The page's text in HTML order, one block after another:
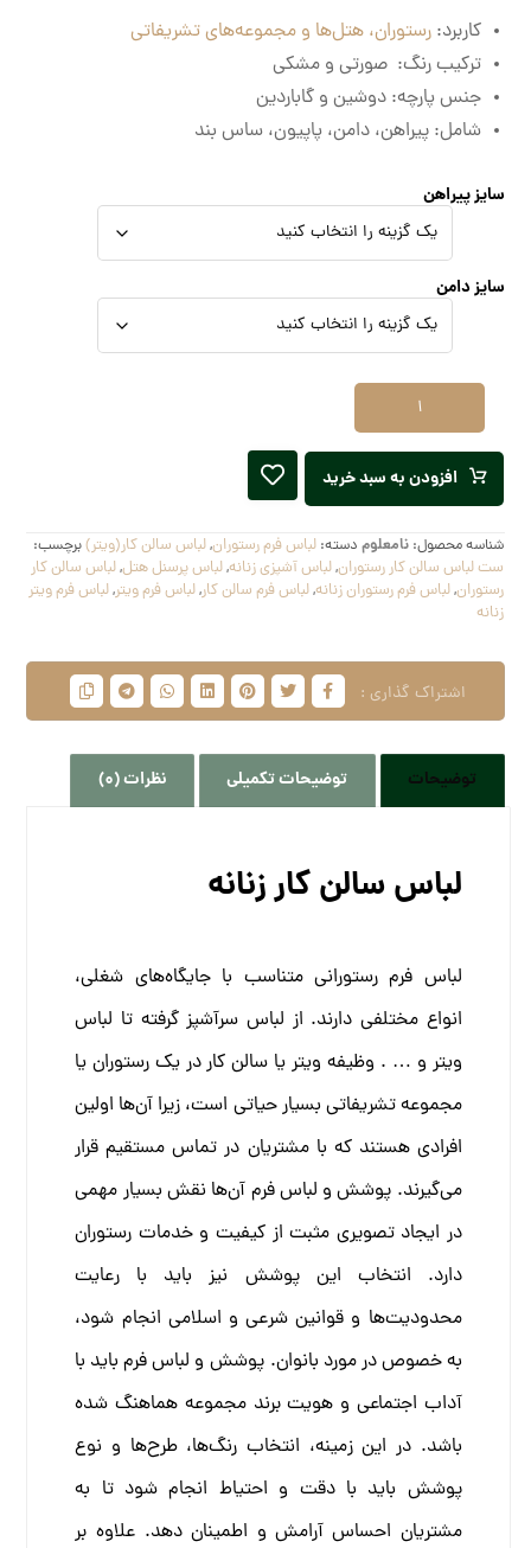
کاربرد: رستوران، هتل‌ها و مجموعه‌های تشریفاتی
ترکیب رنگ: صورتی و مشکی
جنس پارچه: دوشین و گاباردین
شامل: پیراهن، دامن، پاپیون، ساس بند
سایز پیراهن
سایز دامن
افزودن به سبد خرید
شناسه محصول:نامعلوم دسته:لباس فرم رستوران,لباس سالن کار(ویتر)برچسب:
ست لباس سالن کار رستوران,لباس آشپزی زنانه,لباس پرسنل هتل,لباس سالن کار
رستوران,لباس فرم رستوران زنانه,لباس فرم سالن کار,لباس فرم ویتر,لباس فرم ویتر
زنانه
توضیحات توضیحات تکمیلی نظرات (0)
لباس سالن کار زنانه
لباس فرم رستورانی متناسب با جایگاه‌های شغلی،
انواع مختلفی دارند. از لباس سرآشپزگرفته تا لباس
ویتر و … . وظیفه ویتر یا سالن کار در یک رستوران یا
مجموعه تشریفاتی بسیار حیاتی است، زیرا آن‌ها اولین
افرادی هستند که با مشتریان در تماس مستقیم قرار
می‌گیرند. پوشش و لباس فرم آن‌ها نقش بسیار مهمی
در ایجاد تصویری مثبت از کیفیت و خدمات رستوران
دارد. انتخاب این پوشش نیز باید با رعایت
محدودیت‌ها و قوانین شرعی و اسلامی انجام شود،
به خصوص در مورد بانوان. پوشش و لباس فرم باید با
آداب اجتماعی و هویت برند مجموعه هماهنگ شده
باشد. در این زمینه، انتخاب رنگ‌ها، طرح‌ها و نوع
پوشش باید با دقت و احتیاط انجام شود تا به
مشتریان احساس آرامش و اطمینان دهد. علاوه بر